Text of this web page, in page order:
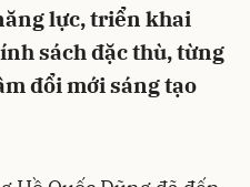
lực, triển khai
sách đặc thù, từng
đổi mới sáng tạo
Hủy